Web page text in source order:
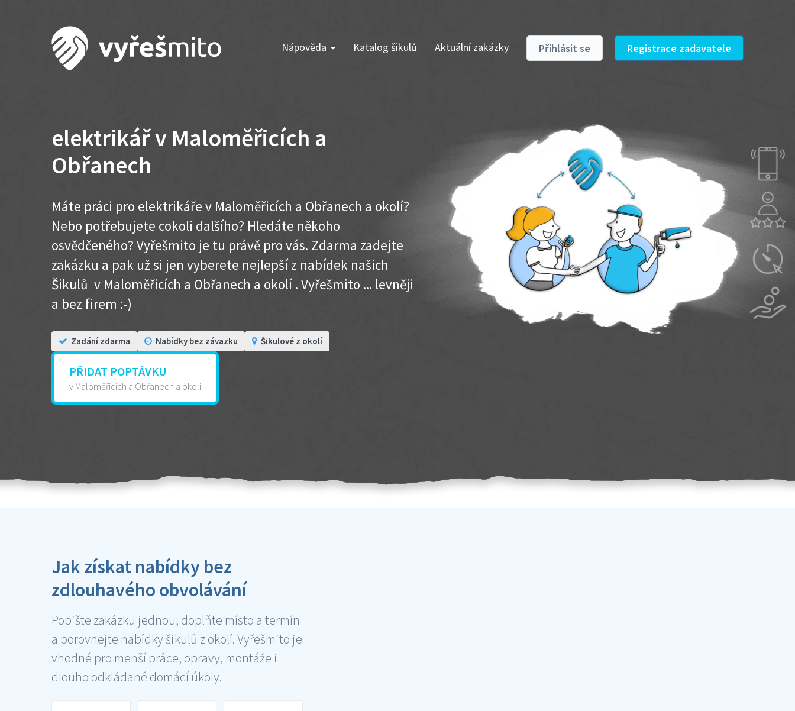
Nápověda Katalog šikulů Aktuální zakázky Přihlásit se Registrace zadavatele
elektrikář v Maloměřicích a
Obřanech
Máte práci pro elektrikáře v Maloměřicích a Obřanech a okolí?
Nebo potřebujete cokoli dalšího? Hledáte někoho
osvědčeného? Vyřešmito je tu právě pro vás. Zdarma zadejte
zakázku a pak už si jen vyberete nejlepší z nabídek našich
Šikulů v Maloměřicích a Obřanech a okolí . Vyřešmito ... levněji
a bez firem :-)
Zadání zdarma Nabídky bez závazku Šikulové z okolí
PŘIDAT POPTÁVKU
v Maloměřicích a Obřanech a okolí
Jak získat nabídky bez
zdlouhavého obvolávání
Popište zakázku jednou, doplňte místo a termín
a porovnejte nabídky šikulů z okolí. Vyřešmito je
vhodné pro menší práce, opravy, montáže i
dlouho odkládané domácí úkoly.